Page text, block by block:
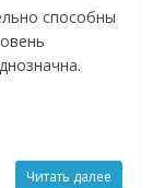
способны
Читать далее